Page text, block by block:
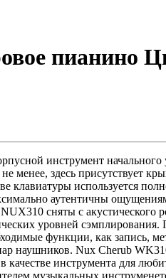
пианино
инструмент
менее, здесь присутствует
клавиатуры используется
аутентичны
сняты с акустического
уровней
функции, как запись,
наушников. Nux Cherub
инструмента для
музыкальных